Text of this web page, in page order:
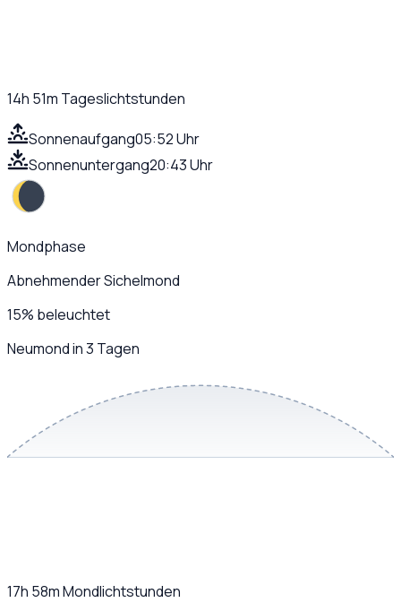
14h 51m Tageslichtstunden
Sonnenaufgang05:52 Uhr
Sonnenuntergang20:43 Uhr
Mondphase
Abnehmender Sichelmond
15% beleuchtet
Neumond in 3 Tagen
17h 58mMondlichtstunden